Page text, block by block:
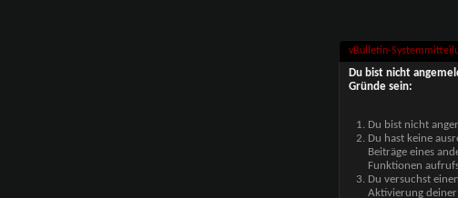
vBulletin-
Du bist nicht
Gründe sein:
Du bist nicht
Du hast keine
Beiträge eines
Funktionen
Du versuchst
Aktivierung